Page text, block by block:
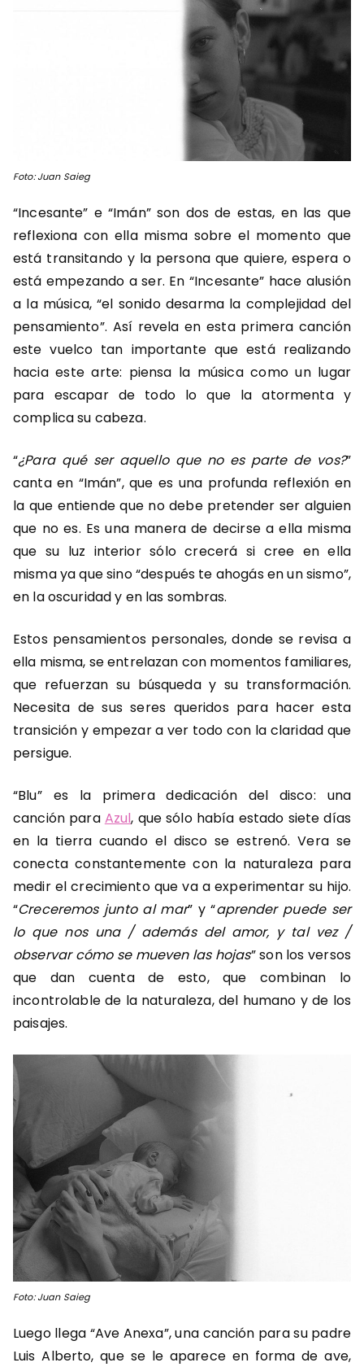
Foto: Juan Saieg
“Incesante” e “Imán” son dos de estas, en las que
reflexiona con ella misma sobre el momento que
está transitando y la persona que quiere, espera o
está empezando a ser. En “Incesante” hace alusión
a la música, “el sonido desarma la complejidad del
pensamiento”. Así revela en esta primera canción
este vuelco tan importante que está realizando
hacia este arte: piensa la música como un lugar
para escapar de todo lo que la atormenta y
complica su cabeza.
“¿Para qué ser aquello que no es parte de vos?”
canta en “Imán”, que es una profunda reflexión en
la que entiende que no debe pretender ser alguien
que no es. Es una manera de decirse a ella misma
que su luz interior sólo crecerá si cree en ella
misma ya que sino “después te ahogás en un sismo”,
en la oscuridad y en las sombras.
Estos pensamientos personales, donde se revisa a
ella misma, se entrelazan con momentos familiares,
que refuerzan su búsqueda y su transformación.
Necesita de sus seres queridos para hacer esta
transición y empezar a ver todo con la claridad que
persigue.
“Blu” es la primera dedicación del disco: una
canción para Azul, que sólo había estado siete días
en la tierra cuando el disco se estrenó. Vera se
conecta constantemente con la naturaleza para
medir el crecimiento que va a experimentar su hijo.
“Creceremos junto al mar” y “aprender puede ser
lo que nos una / además del amor, y tal vez /
observar cómo se mueven las hojas” son los versos
que dan cuenta de esto, que combinan lo
incontrolable de la naturaleza, del humano y de los
paisajes.
Foto: Juan Saieg
Luego llega “Ave Anexa”, una canción para su padre
Luis Alberto, que se le aparece en forma de ave,